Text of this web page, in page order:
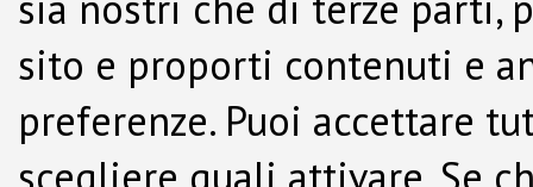
sito e proporti contenuti e
preferenze. Puoi accettare
scegliere quali attivare. Se